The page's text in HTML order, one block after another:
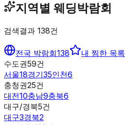
지역별 웨딩박람회
검색결과 138건
전국 박람회138
내 찜한 목록
수도권59건
서울18경기35인천6
충청권25건
대전10충남9충북6
대구/경북5건
대구3경북2